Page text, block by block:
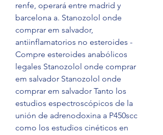
renfe, operará entre madrid y
barcelona a. Stanozolol onde
comprar em salvador,
antiinflamatorios no esteroides -
Compre esteroides anabólicos
legales Stanozolol onde comprar
em salvador Stanozolol onde
comprar em salvador Tanto los
estudios espectroscópicos de la
unión de adrenodoxina a P450scc
como los estudios cinéticos en